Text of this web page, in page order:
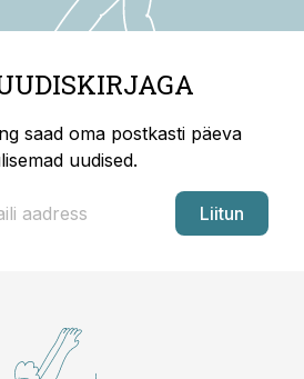
saad oma postkasti päeva
uudised.
Liitun